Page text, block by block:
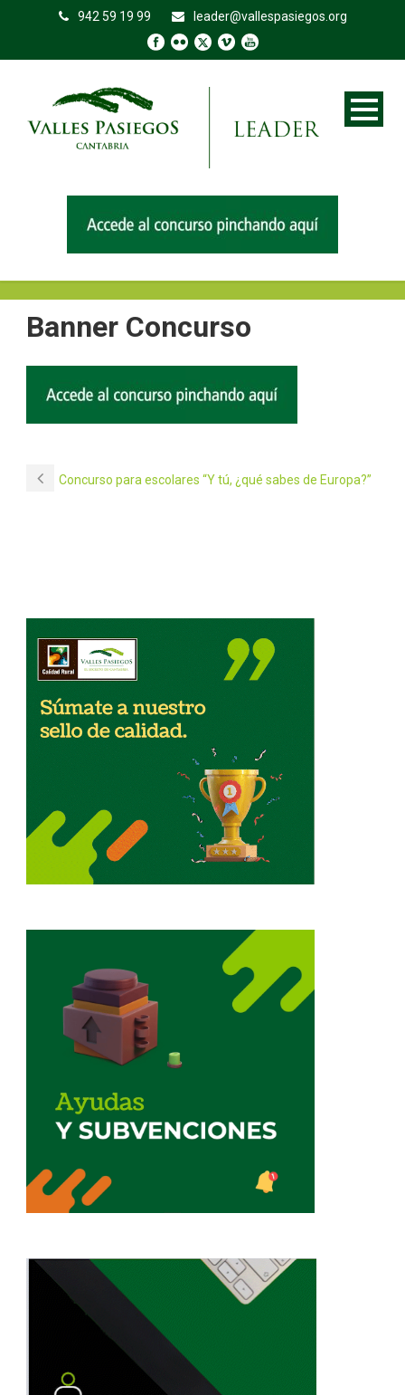
942 59 19 99 leader@vallespasiegos.org
Banner Concurso
Concurso para escolares “Y tú, ¿qué sabes de Europa?”